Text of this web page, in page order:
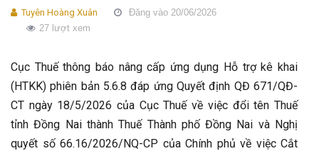
Tuyên Hoàng Xuân
Đăng vào 20/06/2026
27 lượt xem
Cục Thuế thông báo nâng cấp ứng dụng Hỗ trợ kê khai
(HTKK) phiên bản 5.6.8 đáp ứng Quyết định QĐ 671/QĐ-
CT ngày 18/5/2026 của Cục Thuế về việc đổi tên Thuế
tỉnh Đồng Nai thành Thuế Thành phố Đồng Nai và Nghị
quyết số 66.16/2026/NQ-CP của Chính phủ về việc Cắt